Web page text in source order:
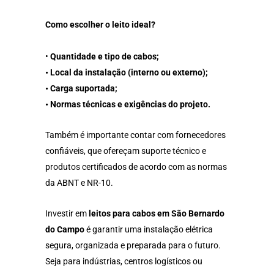
Como escolher o leito ideal?
• Quantidade e tipo de cabos;
• Local da instalação (interno ou externo);
• Carga suportada;
• Normas técnicas e exigências do projeto.
Também é importante contar com fornecedores
confiáveis, que ofereçam suporte técnico e
produtos certificados de acordo com as normas
da ABNT e NR-10.
Investir em leitos para cabos em São Bernardo
do Campoé garantir uma instalação elétrica
segura, organizada e preparada para o futuro.
Seja para indústrias, centros logísticos ou